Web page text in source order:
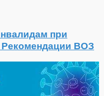
при
Рекомендации ВОЗ